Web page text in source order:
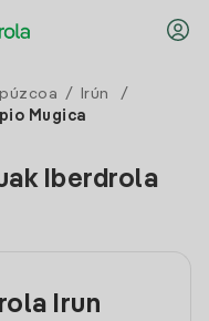
/ Irún
/
Mugica
Iberdrola
Irun